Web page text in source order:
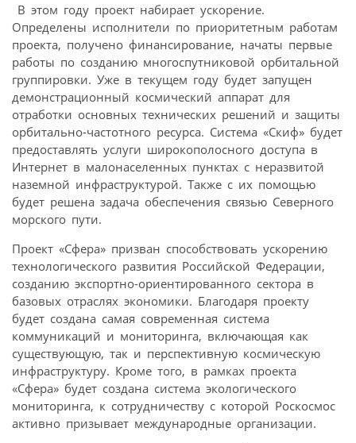
В этом году проект набирает ускорение.
Определены исполнители по приоритетным работам
проекта, получено финансирование, начаты первые
работы по созданию многоспутниковой орбитальной
группировки. Уже в текущем году будет запущен
демонстрационный космический аппарат для
отработки основных технических решений и защиты
орбитально-частотного ресурса. Система «Скиф» будет
предоставлять услуги широкополосного доступа в
Интернет в малонаселенных пунктах с неразвитой
наземной инфраструктурой. Также с их помощью
будет решена задача обеспечения связью Северного
морского пути.
Проект «Сфера» призван способствовать ускорению
технологического развития Российской Федерации,
созданию экспортно-ориентированного сектора в
базовых отраслях экономики. Благодаря проекту
будет создана самая современная система
коммуникаций и мониторинга, включающая как
существующую, так и перспективную космическую
инфраструктуру. Кроме того, в рамках проекта
«Сфера» будет создана система экологического
мониторинга, к сотрудничеству с которой Роскосмос
активно призывает международные организации.